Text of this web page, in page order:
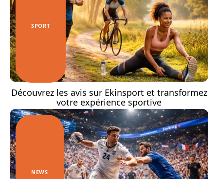
SPORT
Découvrez les avis sur Ekinsport et transformez
votre expérience sportive
NEWS